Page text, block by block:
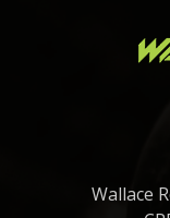
Wallace